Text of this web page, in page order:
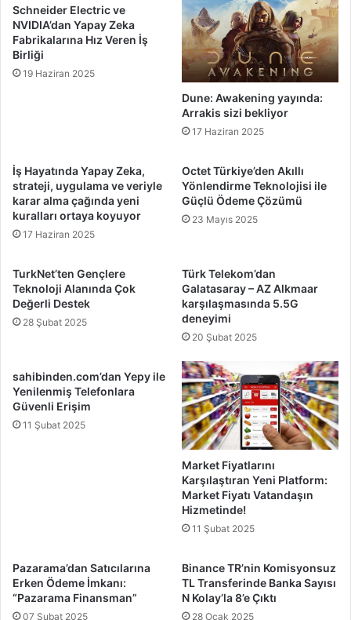
Schneider Electric ve
NVIDIA’dan Yapay Zeka
Fabrikalarına Hız Veren İş
Birliği
19 Haziran 2025
Dune: Awakening yayında:
Arrakis sizi bekliyor
17 Haziran 2025
İş Hayatında Yapay Zeka,
strateji, uygulama ve veriyle
karar alma çağında yeni
kuralları ortaya koyuyor
17 Haziran 2025
Octet Türkiye’den Akıllı
Yönlendirme Teknolojisi ile
Güçlü Ödeme Çözümü
23 Mayıs 2025
TurkNet’ten Gençlere
Teknoloji Alanında Çok
Değerli Destek
28 Şubat 2025
Türk Telekom’dan
Galatasaray – AZ Alkmaar
karşılaşmasında 5.5G
deneyimi
20 Şubat 2025
sahibinden.com’dan Yepy ile
Yenilenmiş Telefonlara
Güvenli Erişim
11 Şubat 2025
Market Fiyatlarını
Karşılaştıran Yeni Platform:
Market Fiyatı Vatandaşın
Hizmetinde!
11 Şubat 2025
Pazarama’dan Satıcılarına
Erken Ödeme İmkanı:
“Pazarama Finansman”
07 Şubat 2025
Binance TR’nin Komisyonsuz
TL Transferinde Banka Sayısı
N Kolay’la 8’e Çıktı
28 Ocak 2025